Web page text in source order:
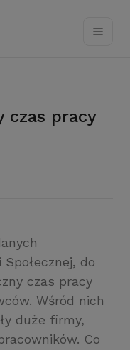
czas pracy
do
czas pracy
Wśród nich
duże firmy,
Co